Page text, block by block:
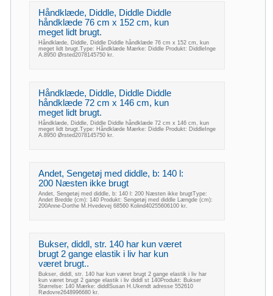
Håndklæde, Diddle, Diddle Diddle
håndklæde 76 cm x 152 cm, kun
meget lidt brugt.
Håndklæde, Diddle, Diddle Diddle håndklæde 76 cm x 152 cm, kun
meget lidt brugt.Type: Håndklæde Mærke: Diddle Produkt: DiddleInge
A.8950 Ørsted2078145750 kr.
Håndklæde, Diddle, Diddle Diddle
håndklæde 72 cm x 146 cm, kun
meget lidt brugt.
Håndklæde, Diddle, Diddle Diddle håndklæde 72 cm x 146 cm, kun
meget lidt brugt.Type: Håndklæde Mærke: Diddle Produkt: DiddleInge
A.8950 Ørsted2078145750 kr.
Andet, Sengetøj med diddle, b: 140 l:
200 Næsten ikke brugt
Andet, Sengetøj med diddle, b: 140 l: 200 Næsten ikke brugtType:
Andet Bredde (cm): 140 Produkt: Sengetøj med diddle Længde (cm):
200Anne-Dorthe M.Hvedevej 68560 Kolind40255606100 kr.
Bukser, diddl, str. 140 har kun været
brugt 2 gange elastik i liv har kun
været brugt..
Bukser, diddl, str. 140 har kun været brugt 2 gange elastik i liv har
kun været brugt 2 gange elastik i liv diddl st 140Produkt: Bukser
Størrelse: 140 Mærke: diddlSusan H.Ukendt adresse 552610
Rødovre2648996680 kr.